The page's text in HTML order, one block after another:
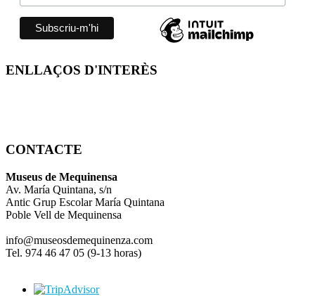
ENLLAÇOS D'INTERÈS
CONTACTE
Museus de Mequinensa
Av. María Quintana, s/n
Antic Grup Escolar María Quintana
Poble Vell de Mequinensa
info@museosdemequinenza.com
Tel. 974 46 47 05 (9-13 horas)